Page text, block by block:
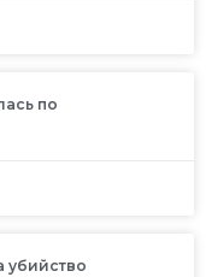
по
убийство